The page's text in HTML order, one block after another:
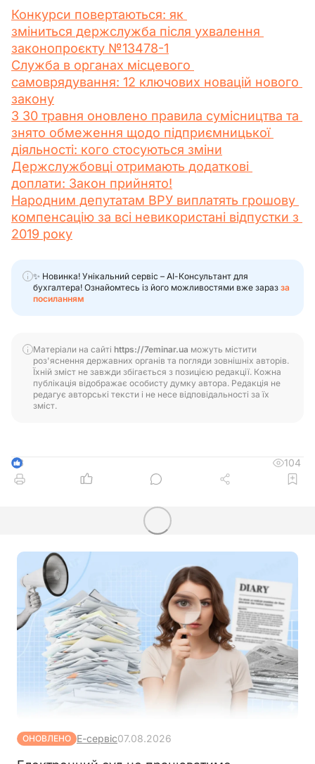
Конкурси повертаються: як
зміниться держслужба після ухвалення
законопроєкту №13478-1
Служба в органах місцевого
самоврядування: 12 ключових новацій нового
закону
З 30 травня оновлено правила сумісництва та
знято обмеження щодо підприємницької
діяльності: кого стосуються зміни
Держслужбовці отримають додаткові
доплати: Закон прийнято!
Народним депутатам ВРУ виплатять грошову
компенсацію за всі невикористані відпустки з
2019 року
✨ Новинка! Унікальний сервіс – АІ-Консультант для
бухгалтера! Ознайомтесь із його можливостями вже зараз за
посиланням
Матеріали на сайті https://7eminar.ua можуть містити
роз'яснення державних органів та погляди зовнішніх авторів.
Їхній зміст не завжди збігається з позицією редакції. Кожна
публікація відображає особисту думку автора. Редакція не
редагує авторські тексти і не несе відповідальності за їх
зміст.
3 104
ОНОВЛЕНО Е-сервіс07.08.2026